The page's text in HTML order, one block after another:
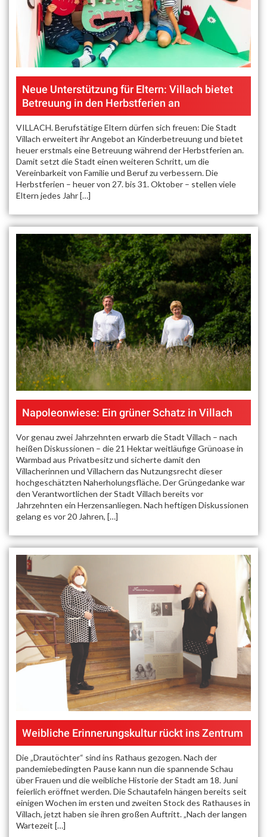
Neue Unterstützung für Eltern: Villach bietet
Betreuung in den Herbstferien an
VILLACH. Berufstätige Eltern dürfen sich freuen: Die Stadt
Villach erweitert ihr Angebot an Kinderbetreuung und bietet
heuer erstmals eine Betreuung während der Herbstferien an.
Damit setzt die Stadt einen weiteren Schritt, um die
Vereinbarkeit von Familie und Beruf zu verbessern. Die
Herbstferien – heuer von 27. bis 31. Oktober – stellen viele
Eltern jedes Jahr […]
Napoleonwiese: Ein grüner Schatz in Villach
Vor genau zwei Jahrzehnten erwarb die Stadt Villach – nach
heißen Diskussionen – die 21 Hektar weitläufige Grünoase in
Warmbad aus Privatbesitz und sicherte damit den
Villacherinnen und Villachern das Nutzungsrecht dieser
hochgeschätzten Naherholungsfläche. Der Grüngedanke war
den Verantwortlichen der Stadt Villach bereits vor
Jahrzehnten ein Herzensanliegen. Nach heftigen Diskussionen
gelang es vor 20 Jahren, […]
Weibliche Erinnerungskultur rückt ins Zentrum
Die „Drautöchter“ sind ins Rathaus gezogen. Nach der
pandemiebedingten Pause kann nun die spannende Schau
über Frauen und die weibliche Historie der Stadt am 18. Juni
feierlich eröffnet werden. Die Schautafeln hängen bereits seit
einigen Wochen im ersten und zweiten Stock des Rathauses in
Villach, jetzt haben sie ihren großen Auftritt. „Nach der langen
Wartezeit […]